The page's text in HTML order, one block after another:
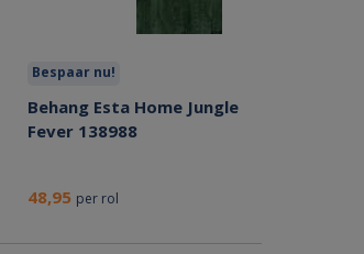
Bespaar nu!
Behang Esta Home Jungle
Fever 138988
48,95 per rol